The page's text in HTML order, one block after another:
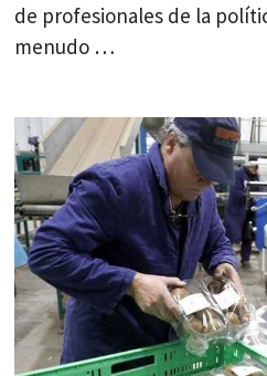
de profesionales de la
menudo …